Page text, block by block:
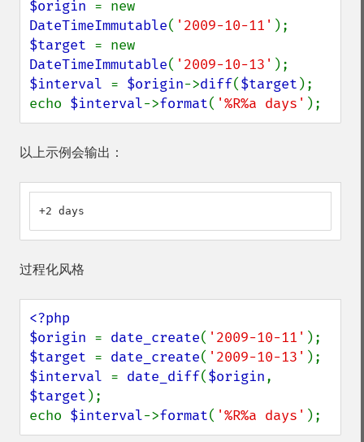
$origin
DateTimeImmutable( '2009-10-11'
$target
DateTimeImmutable( '2009-10-13'
$interval = $origin->diff($target );
echo $interval->format( '%R%a days' );
以上示例会输出：
+2 days
过程化风格
<?php
$origin = date_create( '2009-10-11'
$target = date_create( '2009-10-13'
$interval = date_diff($origin
$target );
echo $interval->format( '%R%a days' );